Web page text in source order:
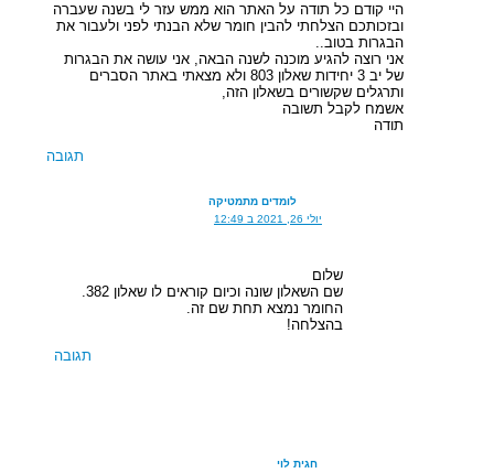
היי קודם כל תודה על האתר הוא ממש עזר לי בשנה שעברה
ובזכותכם הצלחתי להבין חומר שלא הבנתי לפני ולעבור את
הבגרות בטוב..
אני רוצה להגיע מוכנה לשנה הבאה, אני עושה את הבגרות
של יב 3 יחידות שאלון 803 ולא מצאתי באתר הסברים
ותרגלים שקשורים בשאלון הזה,
אשמח לקבל תשובה
תודה
תגובה
לומדים מתמטיקה
יולי 26, 2021 ב 12:49
שלום
שם השאלון שונה וכיום קוראים לו שאלון 382.
החומר נמצא תחת שם זה.
בהצלחה!
תגובה
חגית לוי